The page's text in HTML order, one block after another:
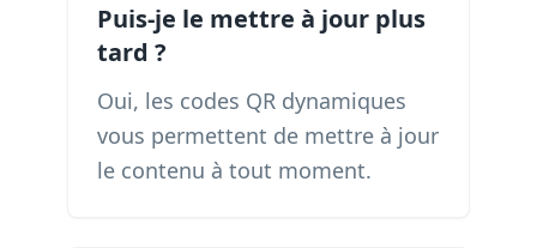
Puis-je le mettre à jour plus
tard ?
Oui, les codes QR dynamiques
vous permettent de mettre à jour
le contenu à tout moment.